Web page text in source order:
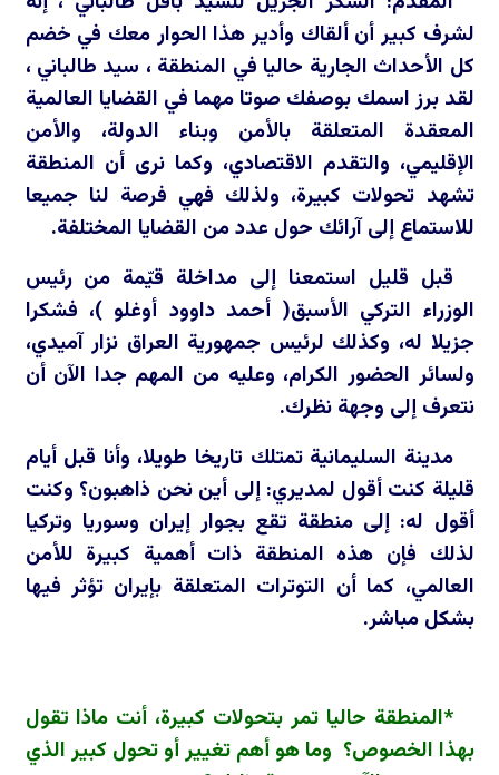
لشرف كبير أن ألقاك وأدير هذا الحوار معك في خضم
كل الأحداث الجارية حاليا في المنطقة ، سيد طالباني ،
لقد برز اسمك بوصفك صوتا مهما في القضايا العالمية
المعقدة المتعلقة بالأمن وبناء الدولة، والأمن
الإقليمي، والتقدم الاقتصادي، وكما نرى أن المنطقة
تشهد تحولات كبيرة، ولذلك فهي فرصة لنا جميعا
للاستماع إلى آرائك حول عدد من القضايا المختلفة.
قبل قليل استمعنا إلى مداخلة قيّمة من رئيس
الوزراء التركي الأسبق( أحمد داوود أوغلو )، فشكرا
جزيلا له، وكذلك لرئيس جمهورية العراق نزار آميدي،
ولسائر الحضور الكرام، وعليه من المهم جدا الآن أن
نتعرف إلى وجهة نظرك.
مدينة السليمانية تمتلك تاريخا طويلا، وأنا قبل أيام
قليلة كنت أقول لمديري: إلى أين نحن ذاهبون؟ وكنت
أقول له: إلى منطقة تقع بجوار إيران وسوريا وتركيا
لذلك فإن هذه المنطقة ذات أهمية كبيرة للأمن
العالمي، كما أن التوترات المتعلقة بإيران تؤثر فيها
بشكل مباشر.
*المنطقة حاليا تمر بتحولات كبيرة، أنت ماذا تقول
بهذا الخصوص؟ وما هو أهم تغيير أو تحول كبير الذي